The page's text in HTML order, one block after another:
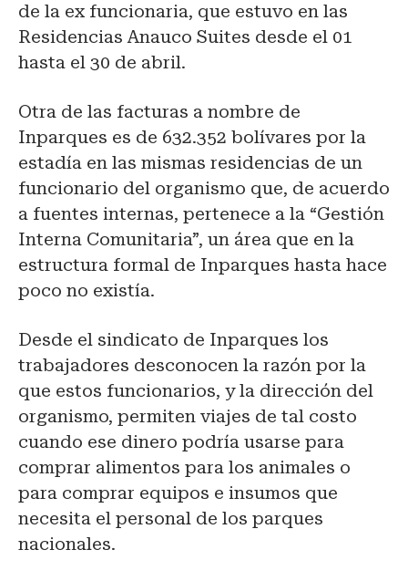
de la ex funcionaria, que estuvo en las
Residencias Anauco Suites desde el 01
hasta el 30 de abril.
Otra de las facturas a nombre de
Inparques es de 632.352 bolívares por la
estadía en las mismas residencias de un
funcionario del organismo que, de acuerdo
a fuentes internas, pertenece a la “Gestión
Interna Comunitaria”, un área que en la
estructura formal de Inparques hasta hace
poco no existía.
Desde el sindicato de Inparques los
trabajadores desconocen la razón por la
que estos funcionarios, y la dirección del
organismo, permiten viajes de tal costo
cuando ese dinero podría usarse para
comprar alimentos para los animales o
para comprar equipos e insumos que
necesita el personal de los parques
nacionales.